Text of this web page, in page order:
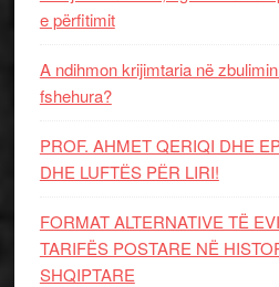
e përfitimit
A ndihmon krijimtaria në
fshehura?
PROF. AHMET QERIQI DHE
DHE LUFTЁS PЁR LIRI!
FORMAT ALTERNATIVE TË
TARIFËS POSTARE NË
SHQIPTARE